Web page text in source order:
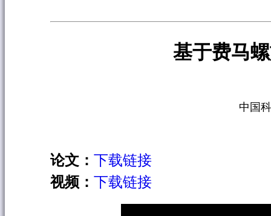
基于费马
中国
论文： 下载链接
视频： 下载链接